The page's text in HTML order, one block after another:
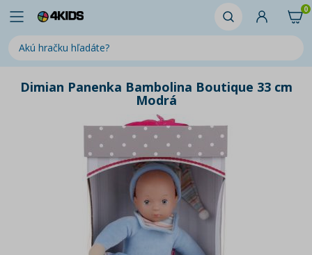
0
Dimian Panenka Bambolina Boutique 33 cm
Modrá